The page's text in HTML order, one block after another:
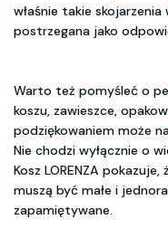
właśnie takie
postrzegana jako
Warto też pomyśleć o
koszu, zawieszce,
podziękowaniem może
Nie chodzi wyłącznie o
Kosz LORENZA pokazuje,
muszą być małe i
zapamiętywane.